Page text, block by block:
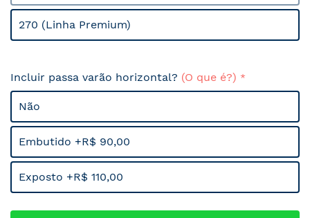
270 (Linha Premium)
Incluir passa varão horizontal? (O que é?)
Não
Embutido +R$ 90,00
Exposto +R$ 110,00